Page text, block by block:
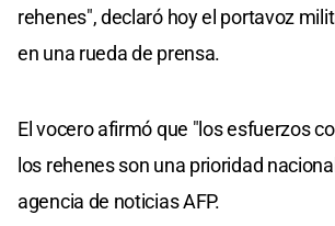
rehenes", declaró hoy el portavoz
en una rueda de prensa.
El vocero afirmó que "los esfuerzos
los rehenes son una prioridad
agencia de noticias AFP.